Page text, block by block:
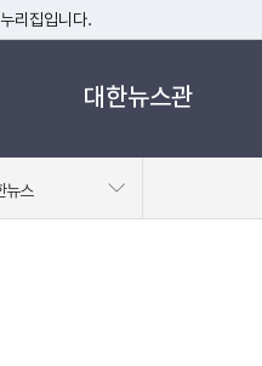
리집입니다.
국 정부기관이 관리하는 누리집입니
대한뉴스관
뉴스